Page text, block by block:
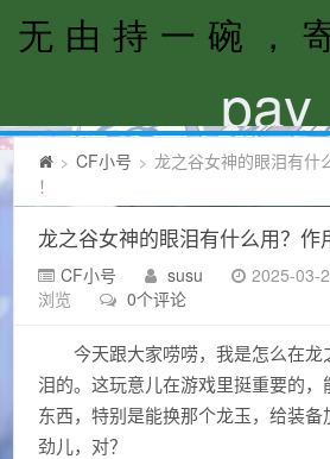
> CF小号 > 龙之谷女神的眼泪有什
！
龙之谷女神的眼泪有什么用？作
CF小号 susu 2025-03-
浏览
0个评论
今天跟大家唠唠，我是怎么在
泪的。这玩意儿在游戏里挺重要的
东西，特别是能换那个龙玉，给装
劲儿，对？